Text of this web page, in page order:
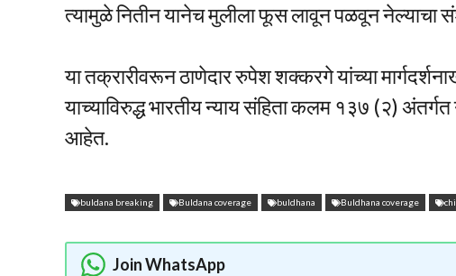
त्यामुळे नितीन यानेच मुलीला फूस लावून पळवून
या तक्रारीवरून ठाणेदार रुपेश शक्करगे यांच्या
याच्याविरुद्ध भारतीय न्याय संहिता कलम १३७ (२)
आहेत.
buldana breaking Buldana coverage buldhana Buldhana coverage
Join WhatsApp